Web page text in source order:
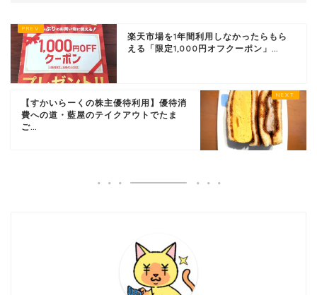
楽天市場を1年間利用しなかったらもら
える「限定1,000円オフクーポン」...
【すかいらーくの株主優待利用】優待消
費への道・藍屋のテイクアウトでたま
ご...